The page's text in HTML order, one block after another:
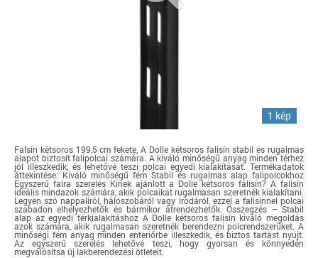
1 kép
Falsín kétsoros 199,5 cm fekete, A Dolle kétsoros falisín stabil és rugalmas
alapot biztosít falipolcai számára. A kiváló minőségű anyag minden térhez
jól illeszkedik, és lehetővé teszi polcai egyedi kialakítását. Termékadatok
áttekintése: Kiváló minőségű fém Stabil és rugalmas alap falipolcokhoz
Egyszerű falra szerelés Kinek ajánlott a Dolle kétsoros falisín? A falisín
ideális mindazok számára, akik polcaikat rugalmasan szeretnék kialakítani.
Legyen szó nappaliról, hálószobáról vagy irodáról, ezzel a falisínnel polcai
szabadon elhelyezhetők és bármikor átrendezhetők. Összegzés – Stabil
alap az egyedi térkialakításhoz A Dolle kétsoros falisín kiváló megoldás
azok számára, akik rugalmasan szeretnék berendezni polcrendszerüket. A
minőségi fém anyag minden enteriőrbe illeszkedik, és biztos tartást nyújt.
Az egyszerű szerelés lehetővé teszi, hogy gyorsan és könnyedén
megvalósítsa új lakberendezési ötleteit.